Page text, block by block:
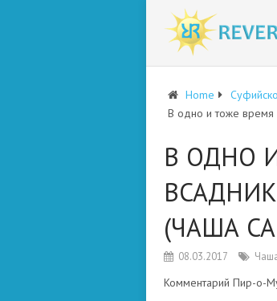
Home
В одно и тоже время
В ОДНО
(ЧАША
08.03.2017
Комментарий Пир-о-